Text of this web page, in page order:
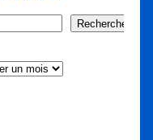
Rechercher